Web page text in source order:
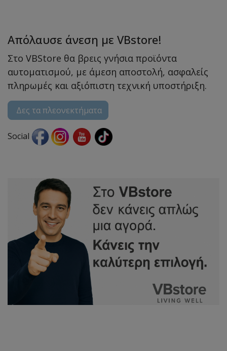
Απόλαυσε άνεση με VBstore!
Στο VBStore θα βρεις γνήσια προϊόντα
αυτοματισμού, με άμεση αποστολή, ασφαλείς
πληρωμές και αξιόπιστη τεχνική υποστήριξη.
Δες τα πλεονεκτήματα
Social